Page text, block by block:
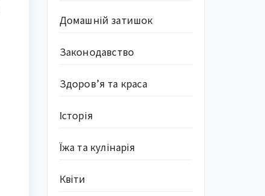
Домашній затишок
Законодавство
Здоров’я та краса
Історія
Їжа та кулінарія
Квіти